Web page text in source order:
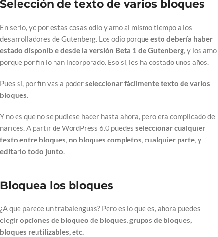
Selección de texto de varios bloques
En serio, yo por estas cosas odio y amo al mismo tiempo a los
desarrolladores de Gutenberg. Los odio porqueesto debería haber
estado disponible desde la versión Beta 1 de Gutenberg, y los amo
porque por fin lo han incorporado. Eso sí, les ha costado unos años.
Pues sí, por fin vas a poderseleccionar fácilmente texto de varios
bloques.
Y no es que no se pudiese hacer hasta ahora, pero era complicado de
narices. A partir de WordPress 6.0 puedes seleccionar cualquier
texto entre bloques, no bloques completos, cualquier parte, y
editarlo todo junto.
Bloquea los bloques
¿A que parece un trabalenguas? Pero es lo que es, ahora puedes
elegiropciones de bloqueo de bloques, grupos de bloques,
bloques reutilizables, etc.